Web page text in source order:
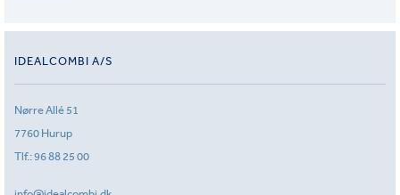
IDEALCOMBI A/S
Nørre Allé 51
7760 Hurup
Tlf.:96 88 25 00